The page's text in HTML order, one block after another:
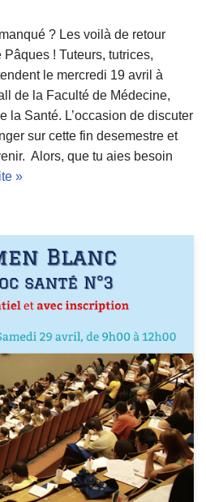
? Les voilà de retour
! Tuteurs, tutrices,
le mercredi 19 avril à
de la Faculté de Médecine,
la Santé. L’occasion de discuter
sur cette fin desemestre et
Alors, que tu aies besoin
»